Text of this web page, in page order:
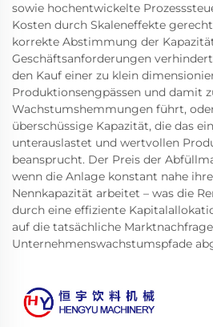
sowie hochentwickelte
Kosten durch Skaleneffekte
korrekte Abstimmung der
Geschäftsanforderungen
den Kauf einer zu klein
Produktionsengpässen und damit
Wachstumshemmungen führt,
überschüssige Kapazität, die das
unterauslastet und wertvollen
beansprucht. Der Preis der
wenn die Anlage konstant nahe
Nennkapazität arbeitet – was die
durch eine effiziente
auf die tatsächliche
Unternehmenswachstumspfade